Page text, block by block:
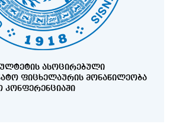
ᲐᲡᲝᲪᲘᲠᲔᲑᲣᲚᲘ
ᲤᲘᲪᲮᲔᲚᲐᲣᲠᲘᲡ ᲛᲝᲜᲐᲬᲘᲚᲔᲝᲑᲐ
ᲙᲝᲜᲤᲔᲠᲔᲜᲪᲘᲐᲨᲘ